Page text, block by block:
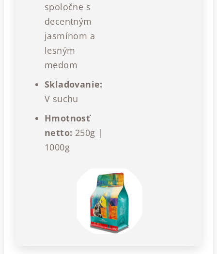
spoločne s
decentným
jasmínom a
lesným
medom
Skladovanie:
V suchu
Hmotnosť
netto: 250g |
1000g